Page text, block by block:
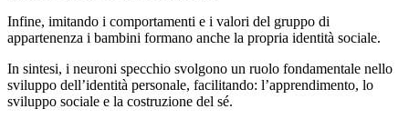
Infine, imitando i comportamenti e i valori del gruppo di
appartenenza i bambini formano anche la propria identità sociale.
In sintesi, i neuroni specchio svolgono un ruolo fondamentale nello
sviluppo dell’identità personale, facilitando: l’apprendimento, lo
sviluppo sociale e la costruzione del sé.